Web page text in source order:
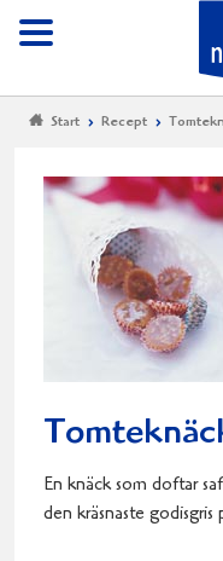
Meny
Start Recept
En knäck som doftar
den kräsnaste godisgris